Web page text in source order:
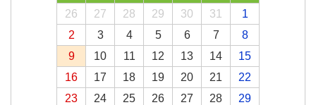
26
27 28 29 30 31
1
2
3 4 5 6 7
8
9
10 11 12 13 14
15
16
17 18 19 20 21
22
23
24 25 26 27 28
29